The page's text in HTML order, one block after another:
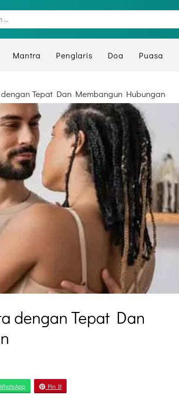
Mantra Penglaris Doa Puasa
Tepat Dan Membangun Hubungan
dengan Tepat Dan
Pin It